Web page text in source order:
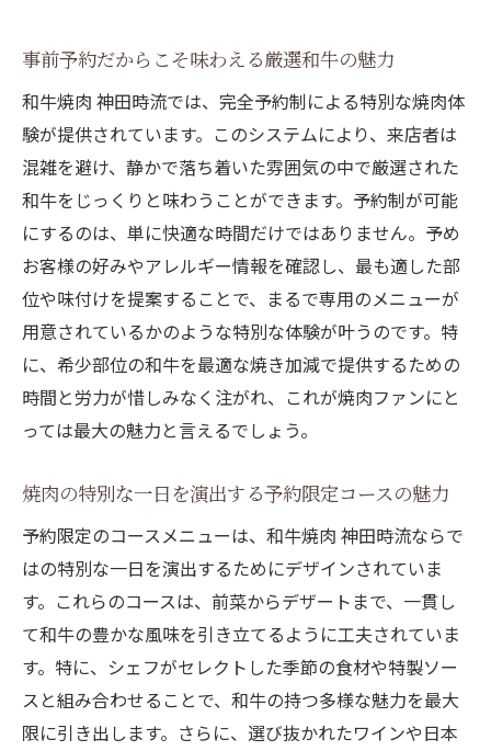
事前予約だからこそ味わえる厳選和牛の魅力
和牛焼肉 神田時流では、完全予約制による特別な焼肉体
験が提供されています。このシステムにより、来店者は
混雑を避け、静かで落ち着いた雰囲気の中で厳選された
和牛をじっくりと味わうことができます。予約制が可能
にするのは、単に快適な時間だけではありません。予め
お客様の好みやアレルギー情報を確認し、最も適した部
位や味付けを提案することで、まるで専用のメニューが
用意されているかのような特別な体験が叶うのです。特
に、希少部位の和牛を最適な焼き加減で提供するための
時間と労力が惜しみなく注がれ、これが焼肉ファンにと
っては最大の魅力と言えるでしょう。
焼肉の特別な一日を演出する予約限定コースの魅力
予約限定のコースメニューは、和牛焼肉 神田時流ならで
はの特別な一日を演出するためにデザインされていま
す。これらのコースは、前菜からデザートまで、一貫し
て和牛の豊かな風味を引き立てるように工夫されていま
す。特に、シェフがセレクトした季節の食材や特製ソー
スと組み合わせることで、和牛の持つ多様な魅力を最大
限に引き出します。さらに、選び抜かれたワインや日本